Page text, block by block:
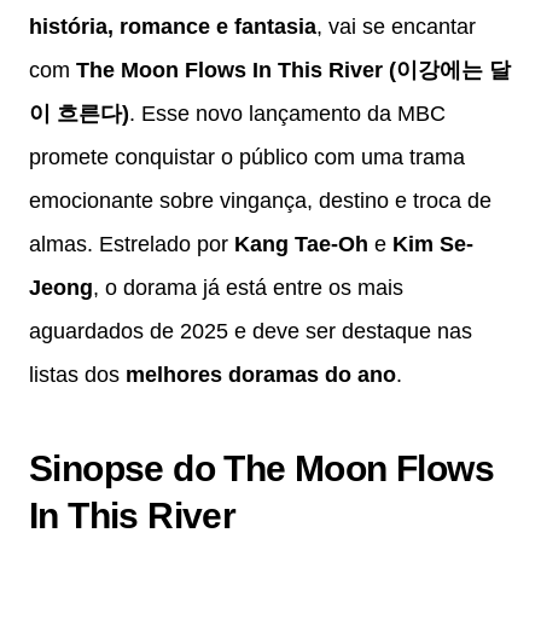
história, romance e fantasia, vai se encantar
com The Moon Flows In This River (이강에는 달
이 흐른다). Esse novo lançamento da MBC
promete conquistar o público com uma trama
emocionante sobre vingança, destino e troca de
almas. Estrelado por Kang Tae-Oh e Kim Se-
Jeong, o dorama já está entre os mais
aguardados de 2025 e deve ser destaque nas
listas dos melhores doramas do ano.
Sinopse do The Moon Flows
In This River